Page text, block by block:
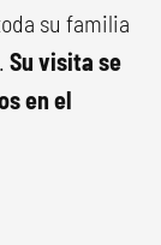
su familia
Su visita se
en el